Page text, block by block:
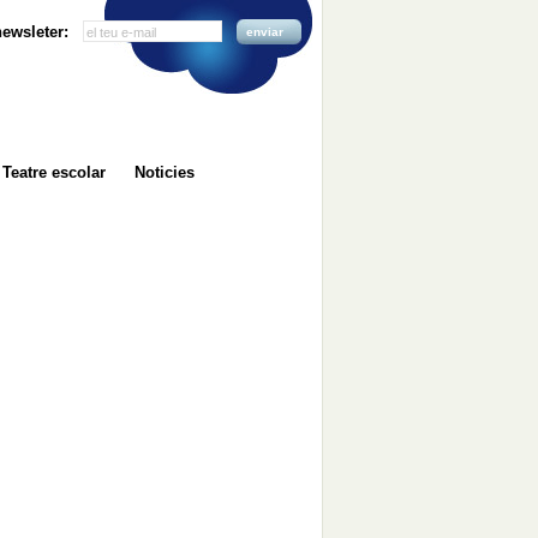
enviar
Teatre escolar Noticies